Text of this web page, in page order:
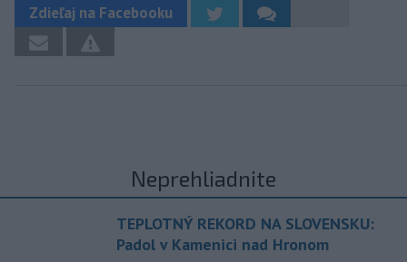
Zdieľaj na Facebooku
Neprehliadnite
TEPLOTNÝ REKORD NA SLOVENSKU:
Padol v Kamenici nad Hronom